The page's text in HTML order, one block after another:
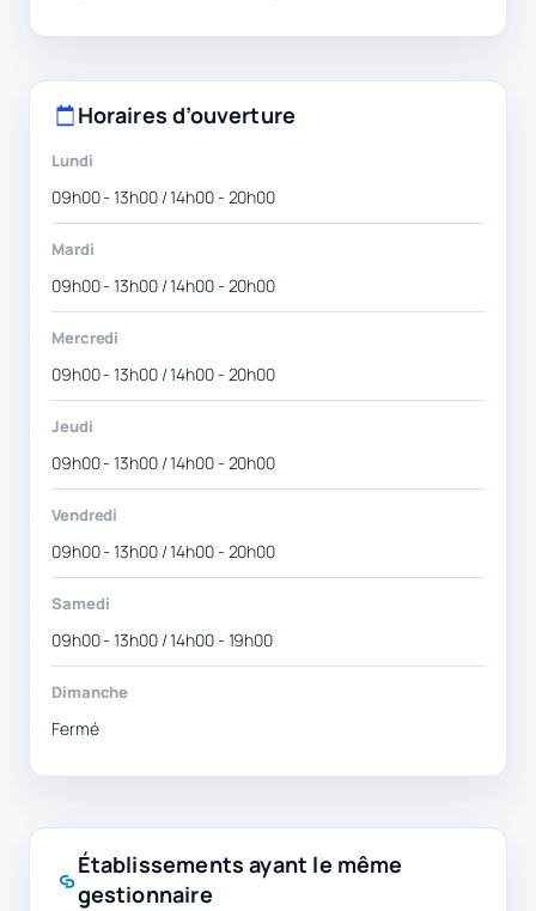
Établissements ayant le même
gestionnaire
Horaires d’ouverture
Lundi
09h00 - 13h00 / 14h00 - 20h00
Mardi
09h00 - 13h00 / 14h00 - 20h00
Mercredi
09h00 - 13h00 / 14h00 - 20h00
Jeudi
09h00 - 13h00 / 14h00 - 20h00
Vendredi
09h00 - 13h00 / 14h00 - 20h00
Samedi
09h00 - 13h00 / 14h00 - 19h00
Dimanche
Fermé